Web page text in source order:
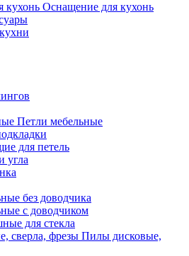
Оснащение для кухонь
Петли мебельные
для петель
угла
без доводчика
с доводчиком
для стекла
Пилы дисковые,